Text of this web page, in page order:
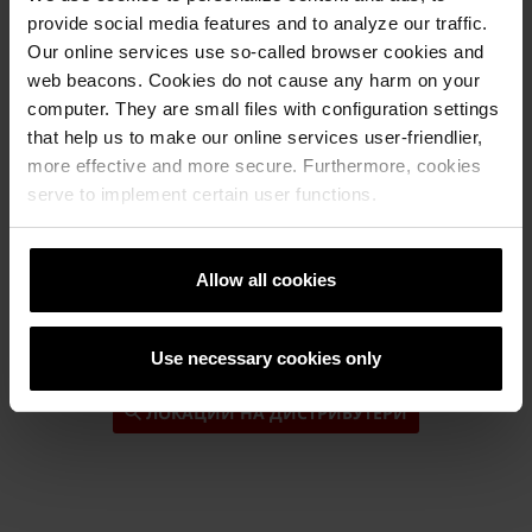
provide social media features and to analyze our traffic.
Our online services use so-called browser cookies and
web beacons. Cookies do not cause any harm on your
computer. They are small files with configuration settings
that help us to make our online services user-friendlier,
more effective and more secure. Furthermore, cookies
serve to implement certain user functions.
Allow all cookies
Use necessary cookies only
Контактирајте ги нашите претставници за
продажба!
ПРЕТСТАВНИЦИ ЗА ПРОДАЖБА
Пронајдете дистрибутер
ЛОКАЦИИ НА ДИСТРИБУТЕРИ